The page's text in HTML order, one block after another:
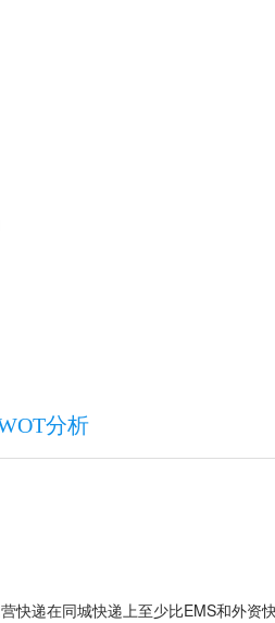
分析
快递在同城快递上至少比EMS和外